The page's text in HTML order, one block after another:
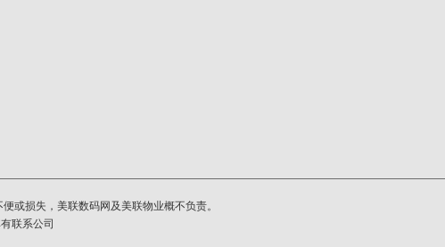
或损失，美联数码网及美联物业概不负责。
联系公司